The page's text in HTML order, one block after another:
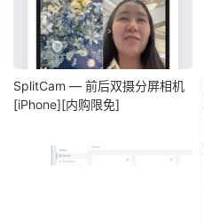
SplitCam — 前后双摄分屏相机
[iPhone][内购限免]